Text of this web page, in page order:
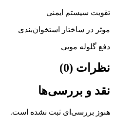
تقویت سیستم ایمنی
موثر در ساختار استخوان‌بندی
دفع گلوله مویی
نظرات (0)
نقد و بررسی‌ها
هنوز بررسی‌ای ثبت نشده است.